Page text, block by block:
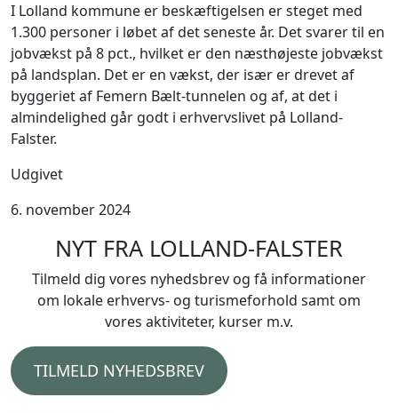
I Lolland kommune er beskæftigelsen er steget med
1.300 personer i løbet af det seneste år. Det svarer til en
jobvækst på 8 pct., hvilket er den næsthøjeste jobvækst
på landsplan. Det er en vækst, der især er drevet af
byggeriet af Femern Bælt-tunnelen og af, at det i
almindelighed går godt i erhvervslivet på Lolland-
Falster.
Udgivet
6. november 2024
NYT FRA LOLLAND-FALSTER
Tilmeld dig vores nyhedsbrev og få informationer
om lokale erhvervs- og turismeforhold samt om
vores aktiviteter, kurser m.v.
TILMELD NYHEDSBREV